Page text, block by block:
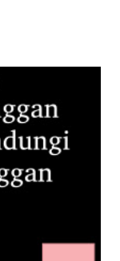
dan
eksternal.